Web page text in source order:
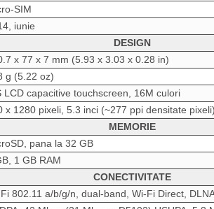
SIM
iunie
DESIGN
x 77 x 7 mm (5.93 x 3.03 x 0.28 in)
g (5.22 oz)
LCD capacitive touchscreen, 16M culori
x 1280 pixeli, 5.3 inci (~277 ppi densitate pixeli)
MEMORIE
pana la 32 GB
1 GB RAM
CONECTIVITATE
802.11 a/b/g/n, dual-band, Wi-Fi Direct,